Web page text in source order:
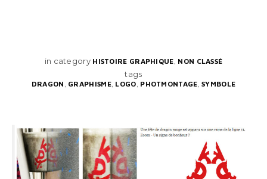
in category HISTOIRE GRAPHIQUE NON CLASSÉ
tags
DRAGON GRAPHISME, LOGO PHOTMONTAGE ,SYMBOLE